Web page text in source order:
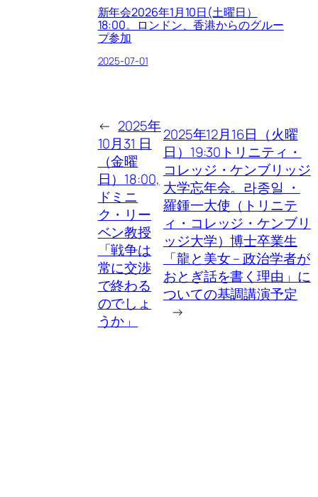
新年会2026年1月10日(土曜日）
18:00。ロンドン、香港からのグルー
プ参加
2025-07-01
← 2025年
10月31 日
（金曜
日）18:00,
ドミニ
ク・リー
ベン教授
「戦争は
常に交渉
で終わる
のでしょ
うか」
2025年12月16日（火曜
日）19:30トリニティ・
コレッジ・ケンブリッジ
大学忘年会。라종일 ・
羅鍾一大使（トリニテ
ィ・コレッジ・ケンブリ
ッジ大学）博士卒業生
「龍と美女 – 政治学者が
おとぎ話を書く理由」に
ついての基調講演予定
→